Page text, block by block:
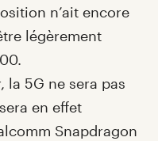
n’ait encore
légèrement
la 5G ne sera pas
en effet
Snapdragon